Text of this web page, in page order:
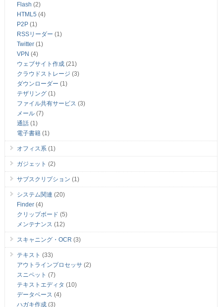
Flash (2)
HTML5 (4)
P2P(1)
RSSリーダー (1)
Twitter(1)
VPN (4)
ウェブサイト作成(21)
クラウドストレージ (3)
ダウンローダー (1)
テザリング(1)
ファイル共有サービス (3)
メール(7)
通話(1)
電子書籍(1)
オフィス系(1)
ガジェット (2)
サブスクリプション (1)
システム関連 (20)
Finder(4)
クリップボード (5)
メンテナンス (12)
スキャニング・OCR (3)
テキスト (33)
アウトラインプロセッサ(2)
スニペット (7)
テキストエディタ (10)
データベース (4)
ハガキ作成(3)